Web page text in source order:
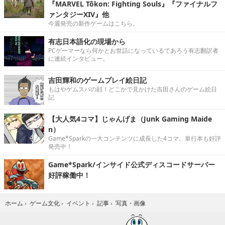
『MARVEL Tōkon: Fighting Souls』『ファイナルフ
ァンタジーXIV』他
今週発売の新作ゲームはこちら。
有志日本語化の現場から
PCゲーマーなら何かとお世話になっているであろう有志翻訳者
に連続インタビュー。
吉田輝和のゲームプレイ絵日記
もはやゲムスパの顔！どこかで見かけた吉田さんのゲーム絵日
記
【大人気4コマ】じゃんげま（Junk Gaming Maide
n）
Game*Sparkの一大コンテンツに成長した4コマ。単行本も好評
発売中！
Game*Spark/インサイド公式ディスコードサーバー
好評稼働中！
ホーム › ゲーム文化 › イベント › 記事 › 写真・画像